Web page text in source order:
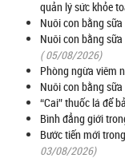
quản lý sức khỏe
Nuôi con bằng
Nuôi con bằng
( 05/08/2026)
Phòng ngừa viêm
Nuôi con bằng
“Cai” thuốc lá để
Bình đẳng giới
Bước tiến mới
03/08/2026)